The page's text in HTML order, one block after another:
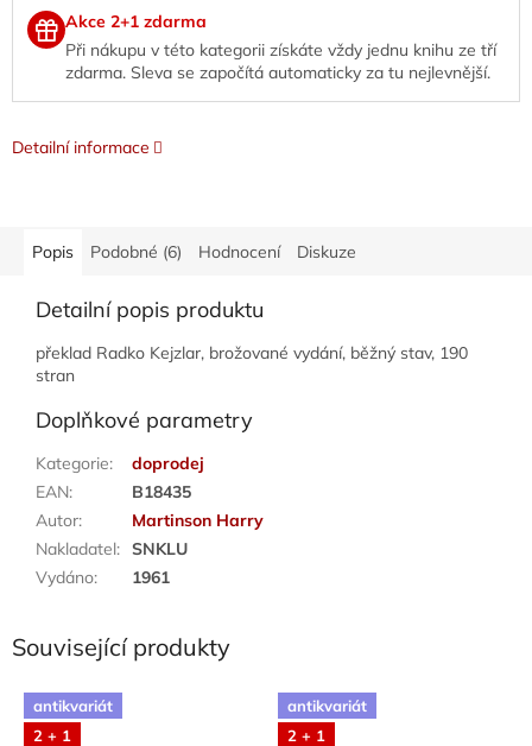
Akce 2+1 zdarma
Při nákupu v této kategorii získáte vždy jednu knihu ze tří
zdarma. Sleva se započítá automaticky za tu nejlevnější.
Detailní informace
Popis Podobné (6) Hodnocení Diskuze
Detailní popis produktu
překlad Radko Kejzlar, brožované vydání, běžný stav, 190
stran
Doplňkové parametry
Kategorie:
doprodej
EAN:
B18435
Autor:
Martinson Harry
Nakladatel: SNKLU
Vydáno: 1961
Související produkty
antikvariát
2 + 1
antikvariát
2 + 1